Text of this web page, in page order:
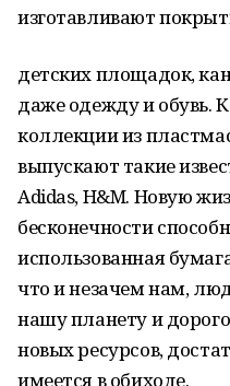
изготавливают
детских площадок,
даже одежду и обувь.
коллекции из
выпускают такие
Adidas, H&M. Новую
бесконечности
использованная
что и незачем нам,
нашу планету и
новых ресурсов,
имеется в обиходе.